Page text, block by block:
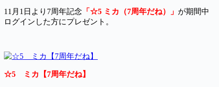
11月1日より7周年記念 「☆5 ミカ（7周年だね）」 が期間中
ログインした方にプレゼント。
☆5 ミカ【7周年だね】